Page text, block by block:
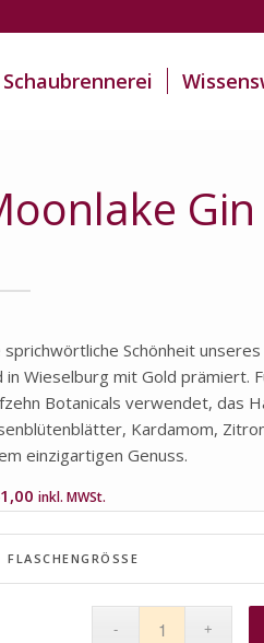
Schaubrennerei
Gin
sprichwörtliche Schönheit
in Wieselburg mit Gold prämiert.
Botanicals verwendet, das
Kardamom,
einzigartigen Genuss.
inkl. MWSt.
FLASCHENGRÖSSE